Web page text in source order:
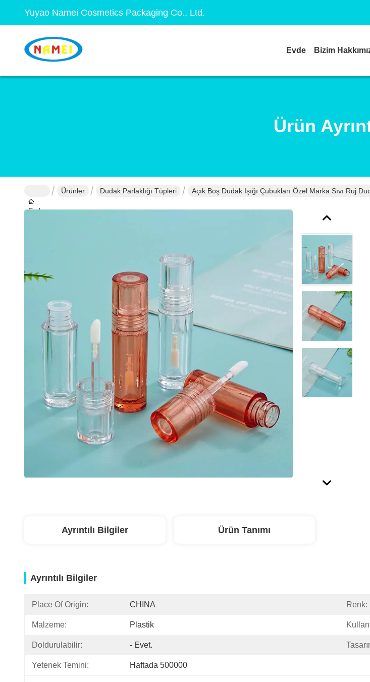
Yuyao Namei Cosmetics Packaging Co., Ltd.
Evde Bizim
Ürün
Evde
Ürünler Dudak Parlaklığı Tüpleri Açık Boş Dudak Işığı Çubukları Özel Marka Sıvı Ruj
Ayrıntılı Bilgiler Ürün Tanımı
Ayrıntılı Bilgiler
Place Of Origin: CHINA Renk:
Malzeme: Plastik
Doldurulabilir: - Evet.
Yetenek Temini: Haftada 500000